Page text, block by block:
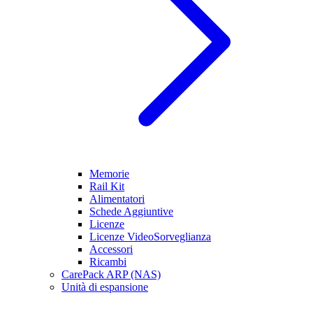
Memorie
Rail Kit
Alimentatori
Schede Aggiuntive
Licenze
Licenze VideoSorveglianza
Accessori
Ricambi
CarePack ARP (NAS)
Unità di espansione